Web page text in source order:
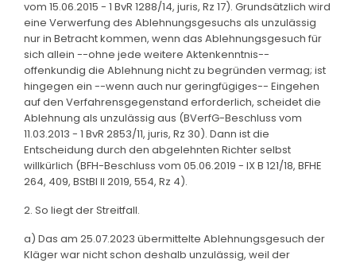
vom 15.06.2015 - 1 BvR 1288/14, juris, Rz 17). Grundsätzlich wird
eine Verwerfung des Ablehnungsgesuchs als unzulässig
nur in Betracht kommen, wenn das Ablehnungsgesuch für
sich allein --ohne jede weitere Aktenkenntnis--
offenkundig die Ablehnung nicht zu begründen vermag; ist
hingegen ein --wenn auch nur geringfügiges-- Eingehen
auf den Verfahrensgegenstand erforderlich, scheidet die
Ablehnung als unzulässig aus (BVerfG-Beschluss vom
11.03.2013 - 1 BvR 2853/11, juris, Rz 30). Dann ist die
Entscheidung durch den abgelehnten Richter selbst
willkürlich (BFH-Beschluss vom 05.06.2019 - IX B 121/18, BFHE
264, 409, BStBl II 2019, 554, Rz 4).
2. So liegt der Streitfall.
a) Das am 25.07.2023 übermittelte Ablehnungsgesuch der
Kläger war nicht schon deshalb unzulässig, weil der